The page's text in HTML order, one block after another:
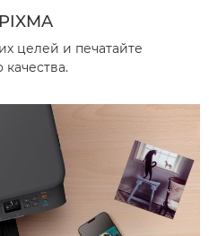
целей и печатайте